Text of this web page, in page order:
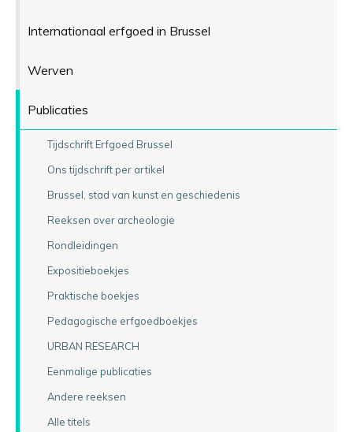
Internationaal erfgoed in Brussel
Werven
Publicaties
Tijdschrift Erfgoed Brussel
Ons tijdschrift per artikel
Brussel, stad van kunst en geschiedenis
Reeksen over archeologie
Rondleidingen
Expositieboekjes
Praktische boekjes
Pedagogische erfgoedboekjes
URBAN RESEARCH
Eenmalige publicaties
Andere reeksen
Alle titels